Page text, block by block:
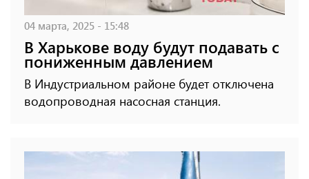
04 марта, 2025 - 15:48
В Харькове воду будут подавать с
пониженным давлением
В Индустриальном районе будет отключена
водопроводная насосная станция.